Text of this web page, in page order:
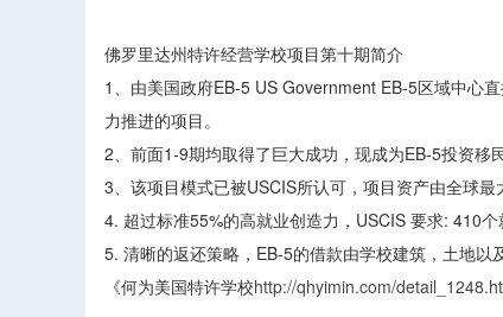
佛罗里达州特许经营学校项目第十期简介
1、由美国政府EB-5 US Government EB-5区域中心
力推进的项目。
2、前面1-9期均取得了巨大成功，现成为EB-5投资移
3、该项目模式已被USCIS所认可，项目资产由全球
4. 超过标准55%的高就业创造力，USCIS 要求: 410
5. 清晰的返还策略，EB-5的借款由学校建筑，土地
《何为美国特许学校http://qhyimin.com/